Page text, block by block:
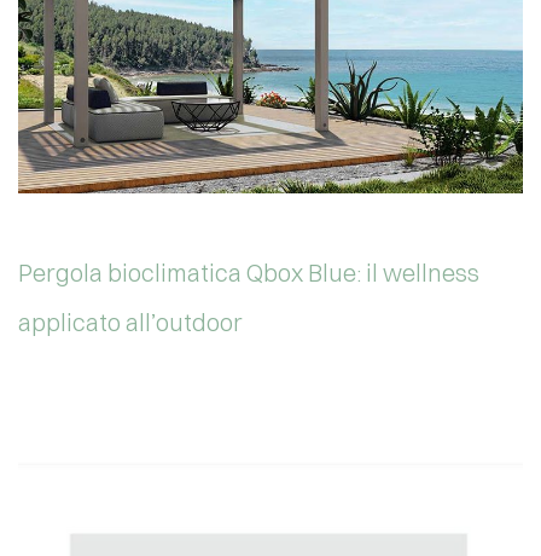
Pergola bioclimatica Qbox Blue: il wellness
applicato all’outdoor